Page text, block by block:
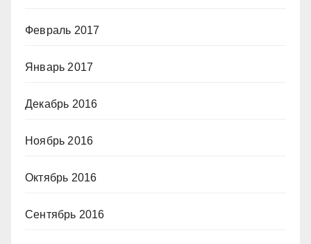
Февраль 2017
Январь 2017
Декабрь 2016
Ноябрь 2016
Октябрь 2016
Сентябрь 2016